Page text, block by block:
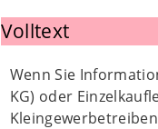
Volltext
Wenn Sie
KG) oder